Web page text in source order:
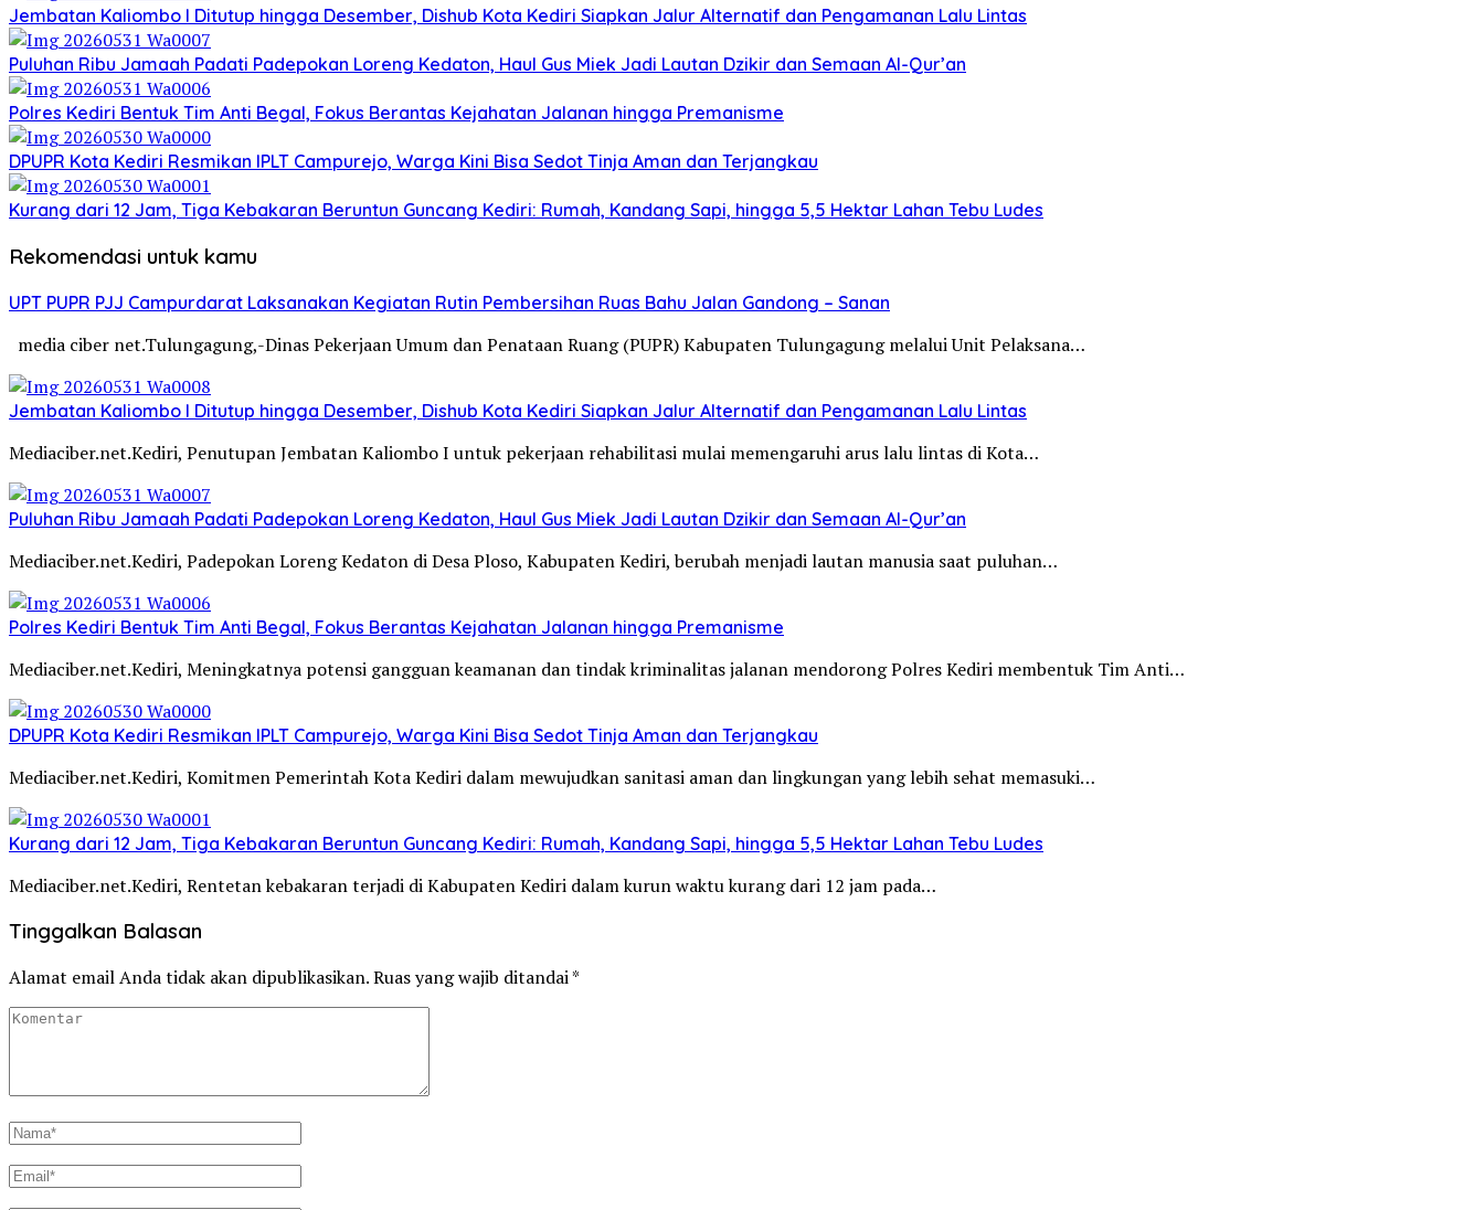
Jembatan Kaliombo I Ditutup hingga Desember, Dishub Kota Kediri Siapkan Jalur Alternatif dan Pengamanan Lalu Lintas
Puluhan Ribu Jamaah Padati Padepokan Loreng Kedaton, Haul Gus Miek Jadi Lautan Dzikir dan Semaan Al-Qur’an
Polres Kediri Bentuk Tim Anti Begal, Fokus Berantas Kejahatan Jalanan hingga Premanisme
DPUPR Kota Kediri Resmikan IPLT Campurejo, Warga Kini Bisa Sedot Tinja Aman dan Terjangkau
Kurang dari 12 Jam, Tiga Kebakaran Beruntun Guncang Kediri: Rumah, Kandang Sapi, hingga 5,5 Hektar Lahan Tebu Ludes
Rekomendasi untuk kamu
UPT PUPR PJJ Campurdarat Laksanakan Kegiatan Rutin Pembersihan Ruas Bahu Jalan Gandong – Sanan
media ciber net.Tulungagung,-Dinas Pekerjaan Umum dan Penataan Ruang (PUPR) Kabupaten Tulungagung melalui Unit Pelaksana…
Jembatan Kaliombo I Ditutup hingga Desember, Dishub Kota Kediri Siapkan Jalur Alternatif dan Pengamanan Lalu Lintas
Mediaciber.net.Kediri, Penutupan Jembatan Kaliombo I untuk pekerjaan rehabilitasi mulai memengaruhi arus lalu lintas di Kota…
Puluhan Ribu Jamaah Padati Padepokan Loreng Kedaton, Haul Gus Miek Jadi Lautan Dzikir dan Semaan Al-Qur’an
Mediaciber.net.Kediri, Padepokan Loreng Kedaton di Desa Ploso, Kabupaten Kediri, berubah menjadi lautan manusia saat puluhan…
Polres Kediri Bentuk Tim Anti Begal, Fokus Berantas Kejahatan Jalanan hingga Premanisme
Mediaciber.net.Kediri, Meningkatnya potensi gangguan keamanan dan tindak kriminalitas jalanan mendorong Polres Kediri membentuk Tim Anti…
DPUPR Kota Kediri Resmikan IPLT Campurejo, Warga Kini Bisa Sedot Tinja Aman dan Terjangkau
Mediaciber.net.Kediri, Komitmen Pemerintah Kota Kediri dalam mewujudkan sanitasi aman dan lingkungan yang lebih sehat memasuki…
Kurang dari 12 Jam, Tiga Kebakaran Beruntun Guncang Kediri: Rumah, Kandang Sapi, hingga 5,5 Hektar Lahan Tebu Ludes
Mediaciber.net.Kediri, Rentetan kebakaran terjadi di Kabupaten Kediri dalam kurun waktu kurang dari 12 jam pada…
Tinggalkan Balasan
Alamat email Anda tidak akan dipublikasikan.Ruas yang wajib ditandai*